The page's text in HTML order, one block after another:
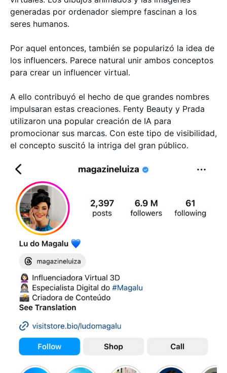
generadas por ordenador siempre fascinan a los
seres humanos.
Por aquel entonces, también se popularizó la idea de
los influencers. Parece natural unir ambos conceptos
para crear un influencer virtual.
A ello contribuyó el hecho de que grandes nombres
impulsaran estas creaciones. Fenty Beauty y Prada
utilizaron una popular creación de IA para
promocionar sus marcas. Con este tipo de visibilidad,
el concepto suscitó la intriga del gran público.